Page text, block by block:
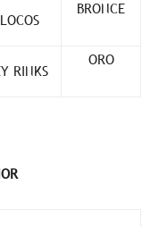
BRONCE
RINKS
ORO